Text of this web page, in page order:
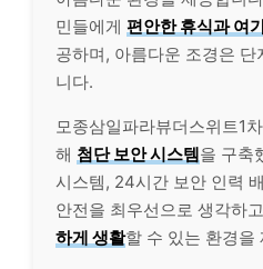
민들에게 편안한 휴식과 여
공하며, 아름다운 조경은
니다.
모종삼일파라뷰더스위트1
해 첨단 보안 시스템을 구축
시스템, 24시간 보안 인력
안전을 최우선으로 생각하
하게 생활할 수 있는 환경을